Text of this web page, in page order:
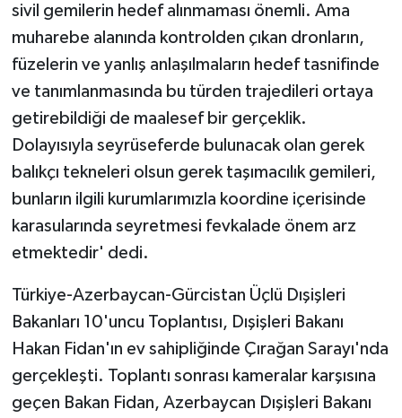
sivil gemilerin hedef alınmaması önemli. Ama
muharebe alanında kontrolden çıkan dronların,
füzelerin ve yanlış anlaşılmaların hedef tasnifinde
ve tanımlanmasında bu türden trajedileri ortaya
getirebildiği de maalesef bir gerçeklik.
Dolayısıyla seyrüseferde bulunacak olan gerek
balıkçı tekneleri olsun gerek taşımacılık gemileri,
bunların ilgili kurumlarımızla koordine içerisinde
karasularında seyretmesi fevkalade önem arz
etmektedir' dedi.
Türkiye-Azerbaycan-Gürcistan Üçlü Dışişleri
Bakanları 10'uncu Toplantısı, Dışişleri Bakanı
Hakan Fidan'ın ev sahipliğinde Çırağan Sarayı'nda
gerçekleşti. Toplantı sonrası kameralar karşısına
geçen Bakan Fidan, Azerbaycan Dışişleri Bakanı